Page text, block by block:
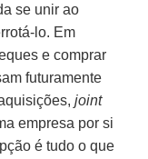
se unir ao
lo. Em
e comprar
futuramente
joint
empresa por si
é tudo o que